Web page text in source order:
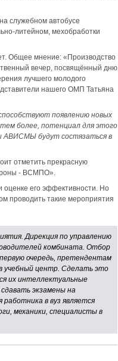
служебном автобусе
литейном, мехобработки
Общее мнение: «Производство
вечер, посвящённый дню
лучшего молодого
нашего ОМП Татьяна
появлению новых
более, потенциал для этого
АВИСМЫ будут состязаться в
отметить прекрасную
- ВСМПО».
его эффективности. Но
проводить такие мероприятия
Дирекция по управлению
комбината. Отбор
очередь, претендентам
учебный центр. Сделать это
их интеллектуальные
экзамены на
в вуз является
механики, специалисты в